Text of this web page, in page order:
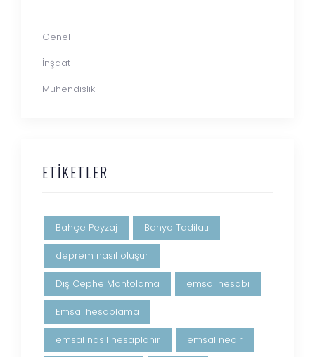
Genel
İnşaat
Mühendislik
ETIKETLER
Bahçe Peyzaj Banyo Tadilatı
deprem nasıl oluşur
Dış Cephe Mantolama emsal hesabı
Emsal hesaplama
emsal nasıl hesaplanır emsal nedir